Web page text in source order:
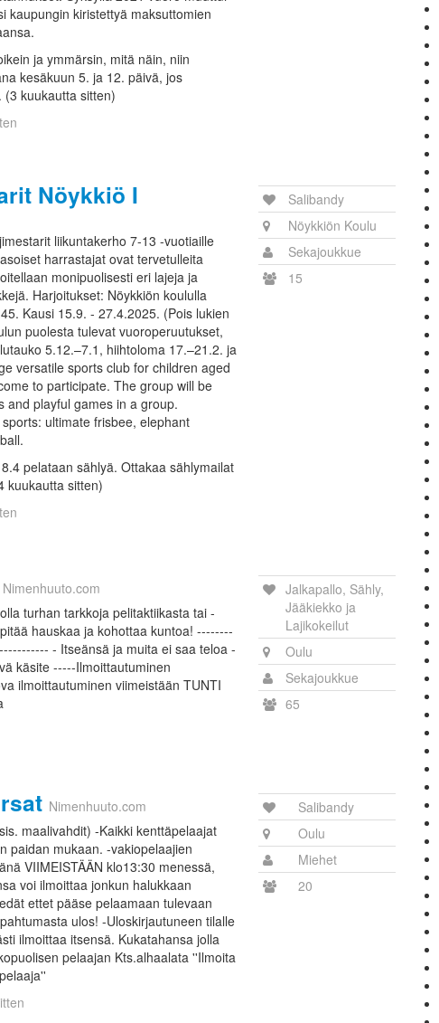
kaupungin kiristettyä maksuttomien
ja ymmärsin, mitä näin, niin
kesäkuun 5. ja 12. päivä, jos
(3 kuukautta sitten)
Nöykkiö I
liikuntakerho 7-13 -vuotiaille
harrastajat ovat tervetulleita
monipuolisesti eri lajeja ja
Harjoitukset: Nöykkiön koululla
Kausi 15.9. - 27.4.2025. (Pois lukien
puolesta tulevat vuoroperuutukset,
5.12.–7.1, hiihtoloma 17.–21.2. ja
versatile sports club for children aged
to participate. The group will be
and playful games in a group.
ultimate frisbee, elephant
pelataan sählyä. Ottakaa sählymailat
kuukautta sitten)
Salibandy
Nöykkiön Koulu
Sekajoukkue
15
Nimenhuuto.com
turhan tarkkoja pelitaktiikasta tai -
hauskaa ja kohottaa kuntoa! --------
- Itseänsä ja muita ei saa teloa -
käsite -----Ilmoittautuminen
ilmoittautuminen viimeistään TUNTI
Jalkapallo, Sähly,
Jääkiekko ja
Lajikokeilut
Oulu
Sekajoukkue
65
Nimenhuuto.com
maalivahdit) -Kaikki kenttäpelaajat
paidan mukaan. -vakiopelaajien
VIIMEISTÄÄN klo13:30 menessä,
voi ilmoittaa jonkun halukkaan
ettet pääse pelaamaan tulevaan
ulos! -Uloskirjautuneen tilalle
ilmoittaa itsensä. Kukatahansa jolla
pelaajan Kts.alhaalata ''Ilmoita
Salibandy
Oulu
Miehet
20